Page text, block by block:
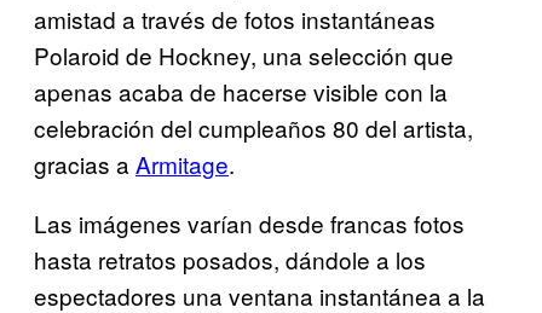
amistad a través de fotos instantáneas
Polaroid de Hockney, una selección que
apenas acaba de hacerse visible con la
celebración del cumpleaños 80 del artista,
gracias a Armitage.
Las imágenes varían desde francas fotos
hasta retratos posados, dándole a los
espectadores una ventana instantánea a la